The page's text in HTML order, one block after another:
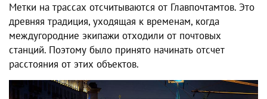
Метки на трассах отсчитываются от Главпочтамтов. Это
древняя традиция, уходящая к временам, когда
междугородние экипажи отходили от почтовых
станций. Поэтому было принято начинать отсчет
расстояния от этих объектов.